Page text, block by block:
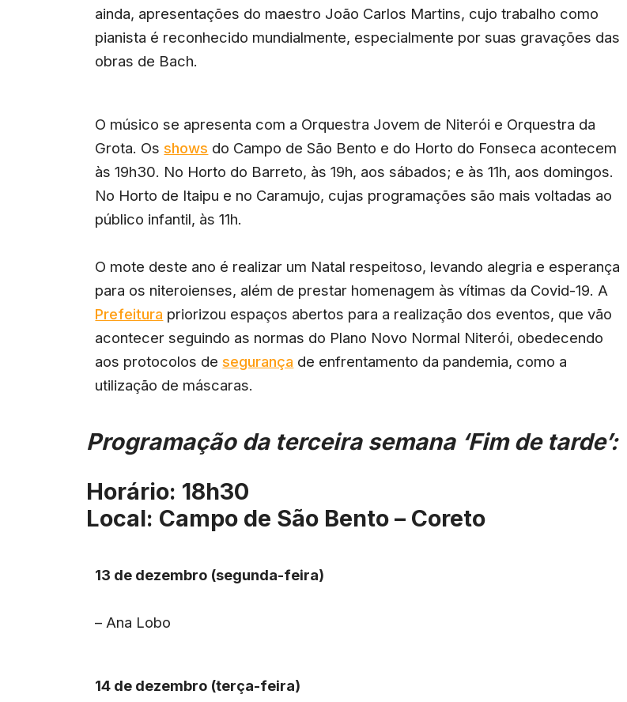
ainda, apresentações do maestro João Carlos Martins, cujo trabalho como
pianista é reconhecido mundialmente, especialmente por suas gravações das
obras de Bach.
O músico se apresenta com a Orquestra Jovem de Niterói e Orquestra da
Grota. Osshows do Campo de São Bento e do Horto do Fonseca acontecem
às 19h30. No Horto do Barreto, às 19h, aos sábados; e às 11h, aos domingos.
No Horto de Itaipu e no Caramujo, cujas programações são mais voltadas ao
público infantil, às 11h.
O mote deste ano é realizar um Natal respeitoso, levando alegria e esperança
para os niteroienses, além de prestar homenagem às vítimas da Covid-19. A
Prefeitura priorizou espaços abertos para a realização dos eventos, que vão
acontecer seguindo as normas do Plano Novo Normal Niterói, obedecendo
aos protocolos desegurança de enfrentamento da pandemia, como a
utilização de máscaras.
Programação da terceira semana ‘Fim de tarde’:
Horário: 18h30
Local: Campo de São Bento – Coreto
13 de dezembro (segunda-feira)
– Ana Lobo
14 de dezembro (terça-feira)